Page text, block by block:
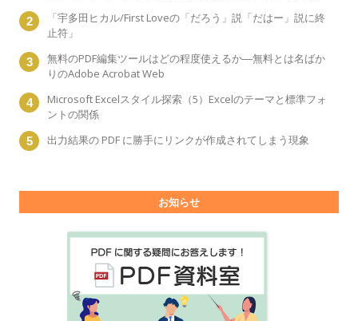
「宇多田ヒカル/First Loveの「だろう」説「だはー」説に終
止符」
無料のPDF編集ツールはどの程度使えるか―無料とは名ばか
りのAdobe Acrobat Web
Microsoft Excelスタイル探索（5）Excelのテーマと標準フォ
ントの関係
出力結果の PDF に勝手にリンクが作成されてしまう現象
お知らせ